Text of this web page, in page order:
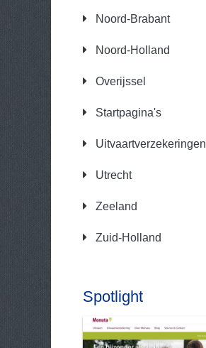
Noord-Brabant
Noord-Holland
Overijssel
Startpagina's
Uitvaartverzekeringen
Utrecht
Zeeland
Zuid-Holland
Spotlight